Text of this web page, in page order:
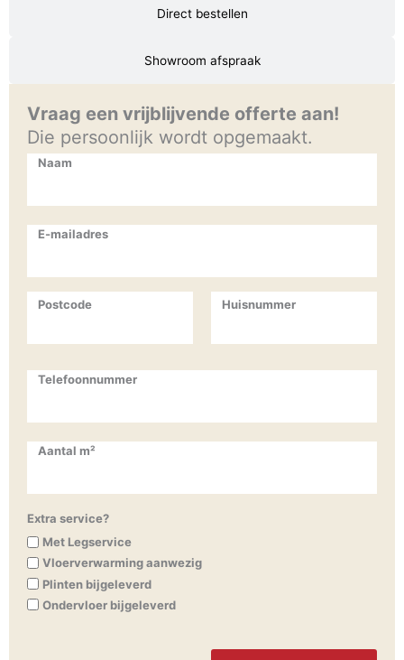
Direct bestellen
Showroom afspraak
Vraag een vrijblijvende offerte aan!
Die persoonlijk wordt opgemaakt.
Naam
E-mailadres
Huisnummer
Postcode
Telefoonnummer
Aantal m²
Extra service?
Met Legservice
Vloerverwarming aanwezig
Plinten bijgeleverd
Ondervloer bijgeleverd